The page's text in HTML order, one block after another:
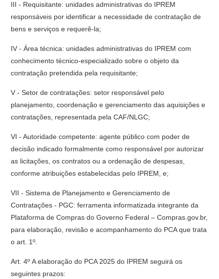
III - Requisitante: unidades administrativas do IPREM
responsáveis por identificar a necessidade de contratação de
bens e serviços e requerê-la;
IV - Área técnica: unidades administrativas do IPREM com
conhecimento técnico-especializado sobre o objeto da
contratação pretendida pela requisitante;
V - Setor de contratações: setor responsável pelo
planejamento, coordenação e gerenciamento das aquisições e
contratações, representada pela CAF/NLGC;
VI - Autoridade competente: agente público com poder de
decisão indicado formalmente como responsável por autorizar
as licitações, os contratos ou a ordenação de despesas,
conforme atribuições estabelecidas pelo IPREM, e;
VII - Sistema de Planejamento e Gerenciamento de
Contratações - PGC: ferramenta informatizada integrante da
Plataforma de Compras do Governo Federal – Compras.gov.br,
para elaboração, revisão e acompanhamento do PCA que trata
o art. 1º.
Art. 4º A elaboração do PCA 2025 do IPREM seguirá os
seguintes prazos: